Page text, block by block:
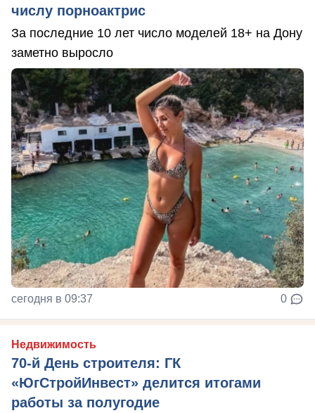
числу порноактрис
За последние 10 лет число моделей 18+ на Дону
заметно выросло
сегодня в 09:37 0
Недвижимость
70-й День строителя: ГК
«ЮгСтройИнвест» делится итогами
работы за полугодие